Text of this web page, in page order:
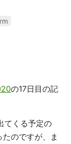
の17日目の記
てくる予定の
のですが、ま